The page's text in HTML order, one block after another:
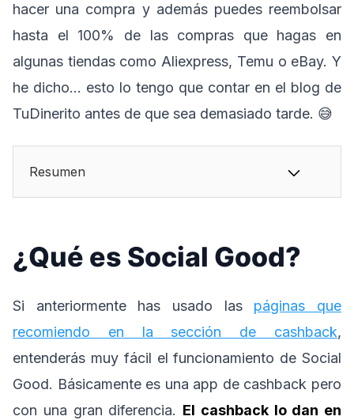
hacer una compra y además puedes reembolsar
hasta el 100% de las compras que hagas en
algunas tiendas como Aliexpress, Temu o eBay. Y
he dicho… esto lo tengo que contar en el blog de
TuDinerito antes de que sea demasiado tarde. 😅
Resumen
¿Qué es Social Good?
Si anteriormente has usado las páginas que
recomiendo en la sección de cashback,
entenderás muy fácil el funcionamiento de Social
Good. Básicamente es una app de cashback pero
con una gran diferencia. El cashback lo dan en